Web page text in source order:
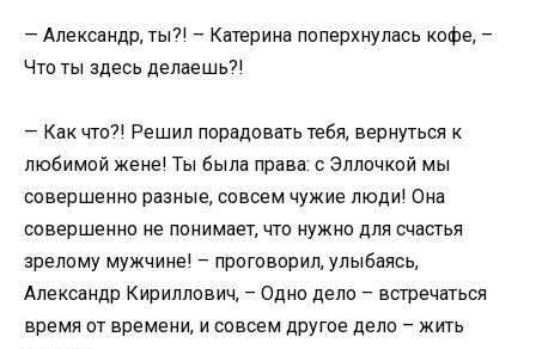
— Александр, ты?! – Катерина поперхнулась кофе, –
Что ты здесь делаешь?!
— Как что?! Решил порадовать тебя, вернуться к
любимой жене! Ты была права: с Эллочкой мы
совершенно разные, совсем чужие люди! Она
совершенно не понимает, что нужно для счастья
зрелому мужчине! – проговорил, улыбаясь,
Александр Кириллович, – Одно дело – встречаться
время от времени, и совсем другое дело – жить